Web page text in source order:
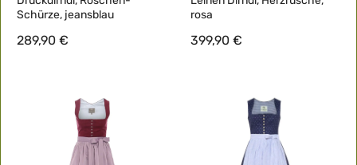
Schürze, jeansblau
289,90 €
rosa
399,90 €